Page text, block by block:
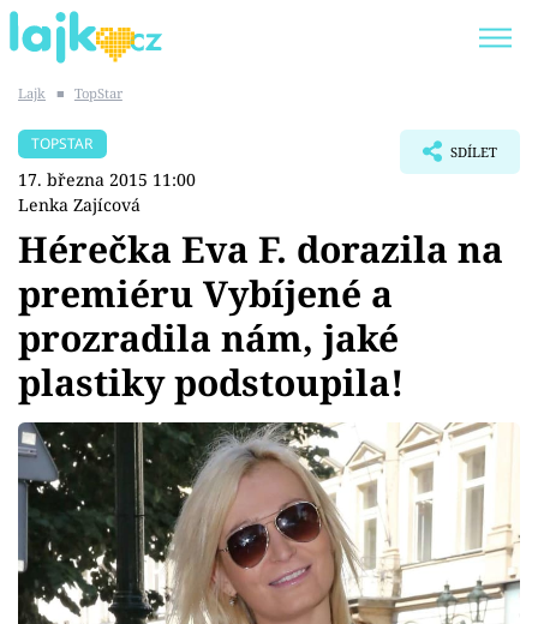
SHOPAHOLICADEL
Témata
Showbyznys
Youtubeři
Virály
Sex a vztahy
Videa
Lajk ■ TopStar
TOPSTAR
17. března 2015 11:00
Lenka Zajícová
SDÍLET
Hérečka Eva F. dorazila na
premiéru Vybíjené a
prozradila nám, jaké
plastiky podstoupila!